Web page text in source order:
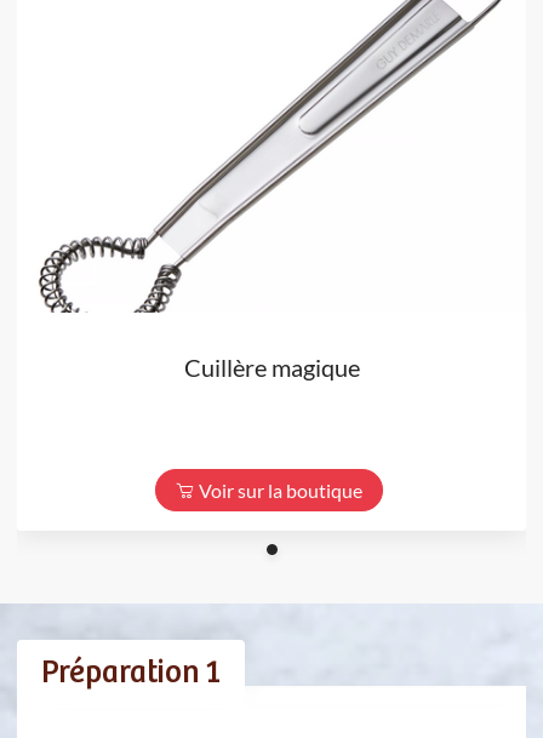
Cuillère magique
Voir sur la boutique
Préparation 1